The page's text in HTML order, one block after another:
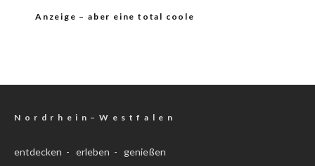
Anzeige – aber eine total coole
N o r d r h e i n – W e s t f a l e n
entdecken - erleben - genießen